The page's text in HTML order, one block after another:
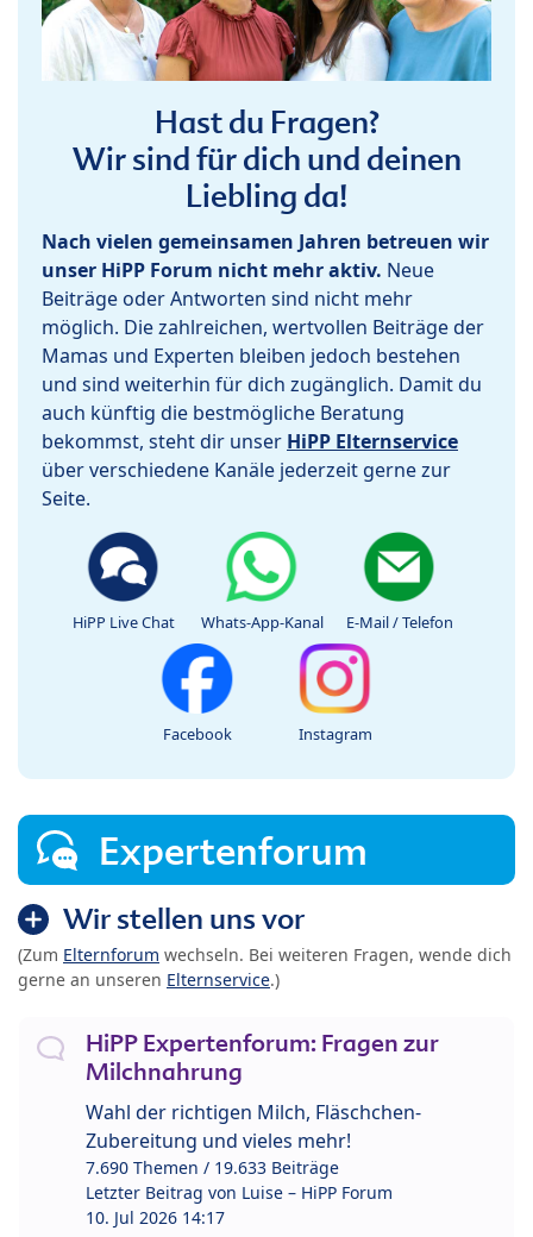
Hast du Fragen?
Wir sind für dich und deinen
Liebling da!
Nach vielen gemeinsamen Jahren betreuen wir
unser HiPP Forum nicht mehr aktiv. Neue
Beiträge oder Antworten sind nicht mehr
möglich. Die zahlreichen, wertvollen Beiträge der
Mamas und Experten bleiben jedoch bestehen
und sind weiterhin für dich zugänglich. Damit du
auch künftig die bestmögliche Beratung
bekommst, steht dir unser HiPP Elternservice
über verschiedene Kanäle jederzeit gerne zur
Seite.
HiPP Live Chat Whats-App-Kanal E-Mail / Telefon
Facebook Instagram
Expertenforum
Wir stellen uns vor
(Zum Elternforum wechseln. Bei weiteren Fragen, wende dich
gerne an unseren Elternservice.)
HiPP Expertenforum: Fragen zur
Milchnahrung
Wahl der richtigen Milch, Fläschchen-
Zubereitung und vieles mehr!
7.690 Themen / 19.633 Beiträge
Letzter Beitrag von Luise – HiPP Forum
10. Jul 2026 14:17